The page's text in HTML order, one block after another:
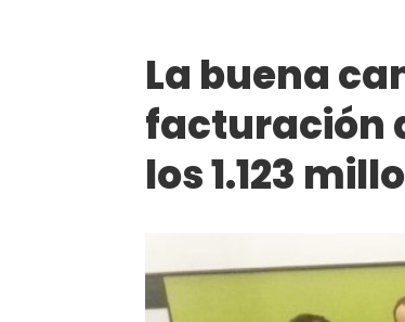
La buena
facturación
los 1.123